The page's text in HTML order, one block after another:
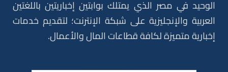
الوحيد في مصر الذي يمتلك بوابتين إخباريتين باللغتين
العربية والإنجليزية على شبكة الإنترنت؛ لتقديم خدمات
إخبارية متميزة لكافة قطاعات المال والأعمال.